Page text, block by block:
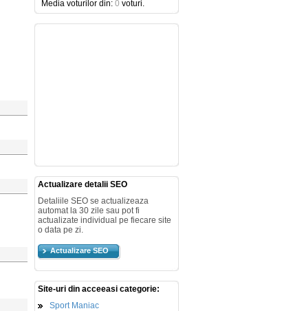
Media voturilor din: 0 voturi.
Actualizare detalii SEO
Detaliile SEO se actualizeaza
automat la 30 zile sau pot fi
actualizate individual pe fiecare site
o data pe zi.
Actualizare SEO
Site-uri din acceeasi categorie:
Sport Maniac